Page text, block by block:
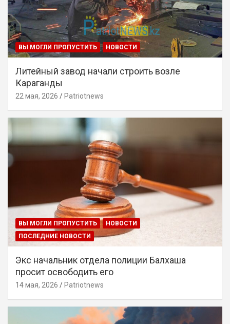
ВЫ МОГЛИ ПРОПУСТИТЬ НОВОСТИ
Литейный завод начали строить возле
Караганды
22 мая, 2026 Patriotnews
ВЫ МОГЛИ ПРОПУСТИТЬ
НОВОСТИ
ПОСЛЕДНИЕ НОВОСТИ
Экс начальник отдела полиции Балхаша
просит освободить его
14 мая, 2026 Patriotnews